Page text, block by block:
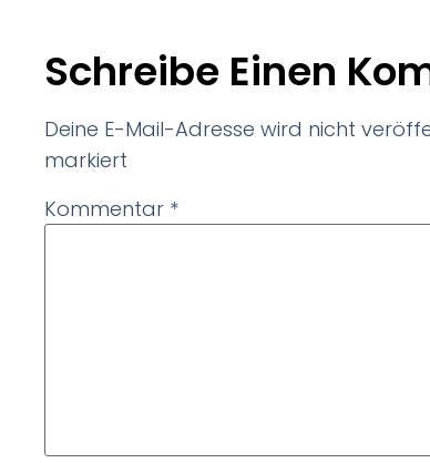
Schreibe Einen
Deine E-Mail-Adresse wird nicht
markiert
Kommentar *